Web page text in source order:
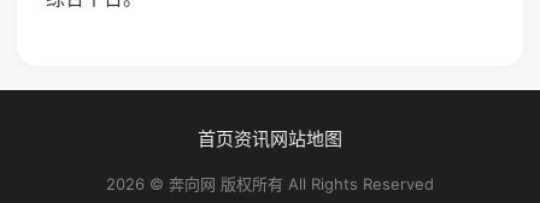
首页资讯网站地图
2026 © 奔向网 版权所有 All Rights Reserved